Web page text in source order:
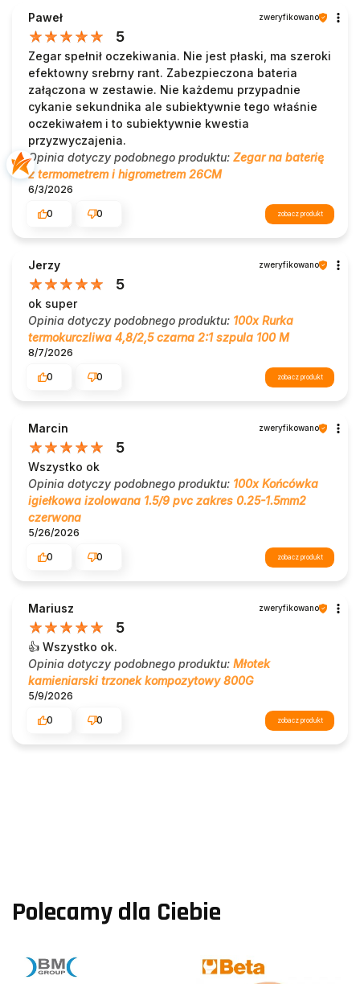
Paweł zweryfikowano
5
Zegar spełnił oczekiwania. Nie jest płaski, ma szeroki
efektowny srebrny rant. Zabezpieczona bateria
załączona w zestawie. Nie każdemu przypadnie
cykanie sekundnika ale subiektywnie tego właśnie
oczekiwałem i to subiektywnie kwestia
przyzwyczajenia.
Opinia dotyczy podobnego produktu: Zegar na baterię
z termometrem i higrometrem 26CM
6/3/2026
0
0 zobacz produkt
Jerzy zweryfikowano
5
ok super
Opinia dotyczy podobnego produktu: 100x Rurka
termokurczliwa 4,8/2,5 czarna 2:1 szpula 100 M
8/7/2026
0
0 zobacz produkt
Marcin zweryfikowano
5
Wszystko ok
Opinia dotyczy podobnego produktu: 100x Końcówka
igiełkowa izolowana 1.5/9 pvc zakres 0.25-1.5mm2
czerwona
5/26/2026
0
0 zobacz produkt
Mariusz zweryfikowano
5
👍️ Wszystko ok.
Opinia dotyczy podobnego produktu: Młotek
kamieniarski trzonek kompozytowy 800G
5/9/2026
0
0 zobacz produkt
Polecamy dla Ciebie